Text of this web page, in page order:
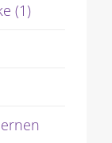
(1)